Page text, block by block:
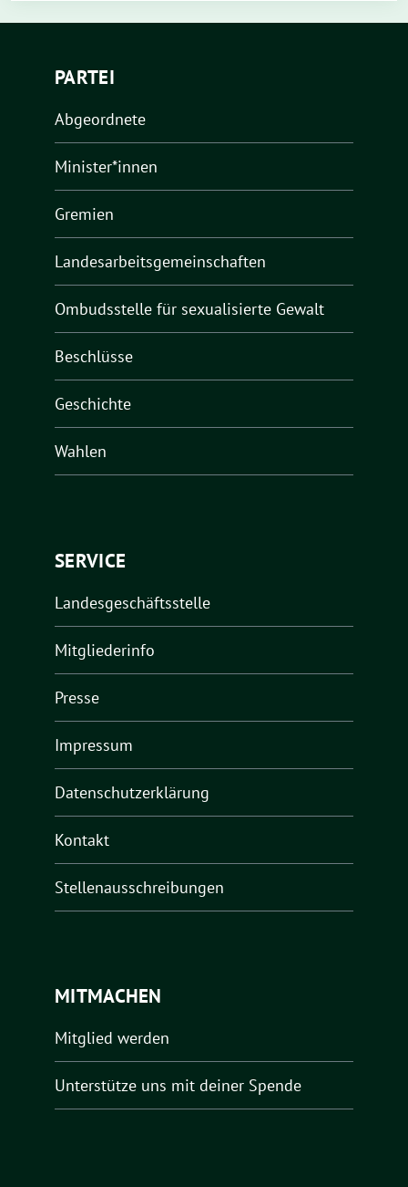
PARTEI
Abgeordnete
Minister*innen
Gremien
Landesarbeitsgemeinschaften
Ombudsstelle für sexualisierte Gewalt
Beschlüsse
Geschichte
Wahlen
SERVICE
Landesgeschäftsstelle
Mitgliederinfo
Presse
Impressum
Datenschutzerklärung
Kontakt
Stellenausschreibungen
MITMACHEN
Mitglied werden
Unterstütze uns mit deiner Spende